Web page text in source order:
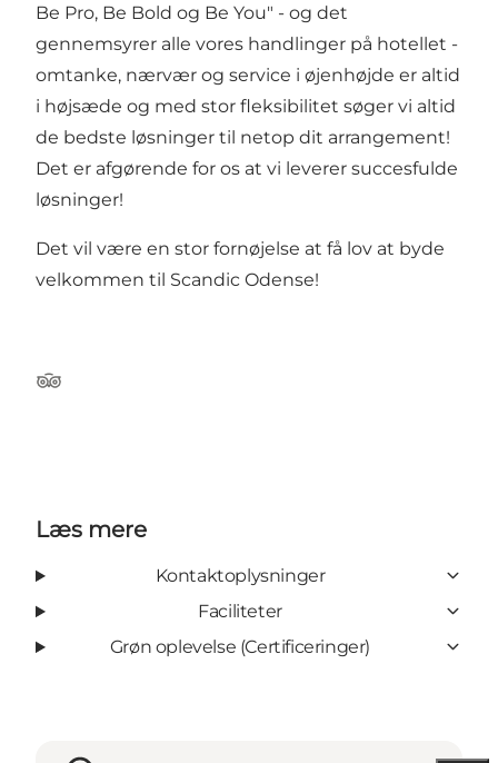
Be Pro, Be Bold og Be You" - og det
gennemsyrer alle vores handlinger på hotellet -
omtanke, nærvær og service i øjenhøjde er altid
i højsæde og med stor fleksibilitet søger vi altid
de bedste løsninger til netop dit arrangement!
Det er afgørende for os at vi leverer succesfulde
løsninger!
Det vil være en stor fornøjelse at få lov at byde
velkommen til Scandic Odense!
Tripadvisor
Læs mere
Kontaktoplysninger
Faciliteter
Grøn oplevelse (Certificeringer)